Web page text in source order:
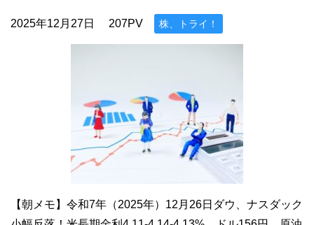
2025年12月27日 207PV 株、トライ！
【朝メモ】令和7年（2025年）12月26日ダウ、ナスダック